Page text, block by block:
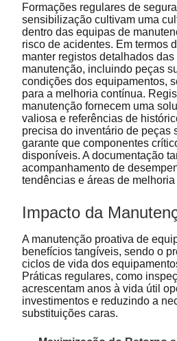
Formações regulares de
sensibilização cultivam uma
dentro das equipas de
risco de acidentes. Em termos
manter registos detalhados
manutenção, incluindo peças
condições dos equipamentos,
para a melhoria contínua.
manutenção fornecem uma
valiosa e referências de
precisa do inventário de peças
garante que componentes
disponíveis. A documentação
acompanhamento de
tendências e áreas de
Impacto da
A manutenção proativa de
benefícios tangíveis, sendo o
ciclos de vida dos
Práticas regulares, como
acrescentam anos à vida útil
investimentos e reduzindo a
substituições caras.